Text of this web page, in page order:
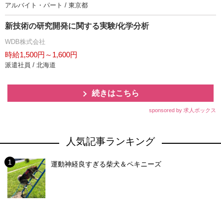
アルバイト・パート / 東京都
新技術の研究開発に関する実験/化学分析
WDB株式会社
時給1,500円～1,600円
派遣社員 / 北海道
続きはこちら
sponsored by 求人ボックス
人気記事ランキング
運動神経良すぎる柴犬＆ペキニーズ